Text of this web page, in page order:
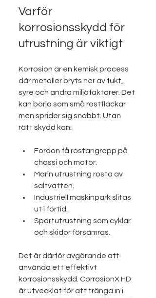
Varför
korrosionsskydd för
utrustning är viktigt
Korrosion är en kemisk process
där metaller bryts ner av fukt,
syre och andra miljöfaktorer. Det
kan börja som små rostfläckar
men sprider sig snabbt. Utan
rätt skydd kan:
Fordon få rostangrepp på
chassi och motor.
Marin utrustning rosta av
saltvatten.
Industriell maskinpark slitas
ut i förtid.
Sportutrustning som cyklar
och skidor försämras.
Det är därför avgörande att
använda ett effektivt
korrosionsskydd. CorrosionX HD
är utvecklat för att tränga in i